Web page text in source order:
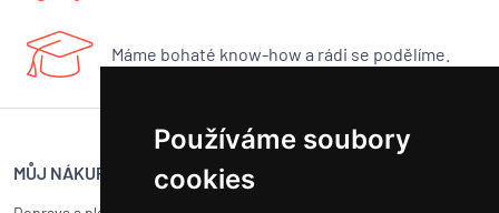
Používáme soubory
cookies
Máme bohaté know-how a rádi se podělíme.
MŮJ NÁKUP